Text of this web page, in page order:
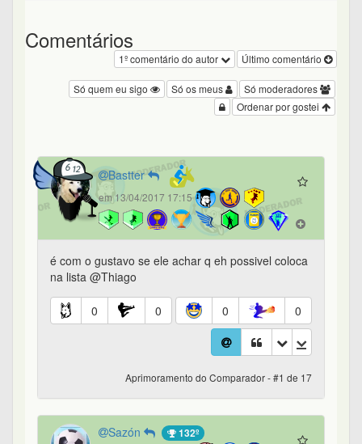
Comentários
Último comentário
1º comentário do autor
Só moderadores
Só os meus
Só quem eu sigo
Ordenar por gostei
Bastter
em 13/04/2017 17:15
é com o gustavo se ele achar q eh possivel coloca
na lista @Thiago
0 0 0 0
Aprimoramento do Comparador - #1 de 17
Sazón 132º